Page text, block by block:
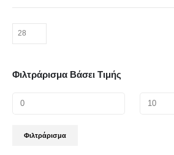
Φιλτράρισμα Βάσει Τιμής
Φιλτράρισμα